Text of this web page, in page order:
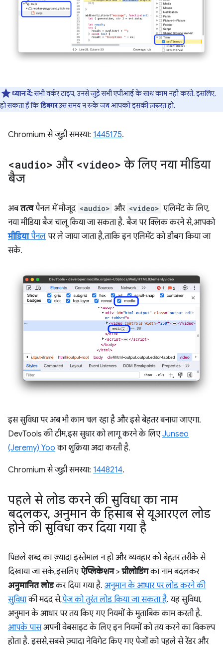
ध्यान दें:सभी वर्कर टाइप, उनसे जुड़े सभी एपीआई के साथ काम नहीं करते. इसलिए,
हो सकता है किडिबगरउस समय न रुके जब आपको इसकी ज़रूरत हो.
Chromium से जुड़ी समस्या: 1445175.
<audio> और <video> के लिए नया मीडिया
बैज
अबतत्वपैनल में मौजूद <audio> और <video> एलिमेंट के लिए,
नया मीडिया बैज चालू किया जा सकता है. बैज पर क्लिक करने से, आपको
मीडियापैनल पर ले जाया जाता है, ताकि इन एलिमेंट को डीबग किया जा
सके.
इस सुविधा पर अब भी काम चल रहा है और इसे बेहतर बनाया जाएगा.
DevTools की टीम, इस सुधार को लागू करने के लिएJunseo
(Jeremy) Yoo का शुक्रिया अदा करती है.
Chromium से जुड़ी समस्या: 1448214.
पहले से लोड करने की सुविधा का नाम
बदलकर, अनुमान के हिसाब से यूआरएल लोड
होने की सुविधा कर दिया गया है
पिछले शब्द का ज़्यादा इस्तेमाल न हो और व्यवहार को बेहतर तरीके से
दिखाया जा सके, इसलिएऐप्लिकेशन>प्रीलोडिंगका नाम बदलकर
अनुमानित लोडकर दिया गया है. अनुमान के आधार पर लोड करने की
सुविधाकी मदद से,पेज को तुरंत लोड किया जा सकता है. यह सुविधा,
अनुमान के आधार पर तय किए गए नियमों के मुताबिक काम करती है.
आपके पासअपनी वेबसाइट के लिए इन नियमों को तय करने का विकल्प
होता है. इससे, सबसे ज़्यादा नेविगेट किए गए पेजों को पहले से रेंडर और